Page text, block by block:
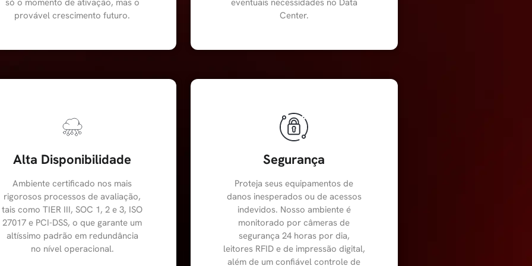
provável crescimento futuro.​
Center.
Alta Disponibilidade
Ambiente certificado nos mais
rigorosos processos de avaliação,
tais como TIER III, SOC 1, 2 e 3, ISO
27017 e PCI-DSS, o que garante um
altíssimo padrão em redundância
no nível operacional.
Segurança
Proteja seus equipamentos de
danos inesperados ou de acessos
indevidos. Nosso ambiente é
monitorado por câmeras de
segurança 24 horas por dia,
leitores RFID e de impressão digital,
além de um confiável controle de